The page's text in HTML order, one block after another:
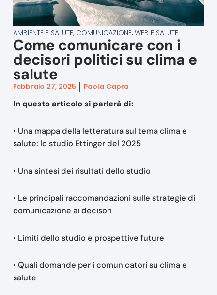
AMBIENTE E SALUTE, COMUNICAZIONE, WEB E SALUTE
Come comunicare con i
decisori politici su clima e
salute
Febbraio 27, 2025 Paola Capra
In questo articolo si parlerà di:
• Una mappa della letteratura sul tema clima e
salute: lo studio Ettinger del 2025
• Una sintesi dei risultati dello studio
• Le principali raccomandazioni sulle strategie di
comunicazione ai decisori
• Limiti dello studio e prospettive future
• Quali domande per i comunicatori su clima e
salute